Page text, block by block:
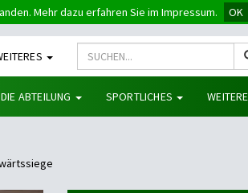
Mehr dazu erfahren Sie im Impressum. OK
ABTEILUNG SPORTLICHES